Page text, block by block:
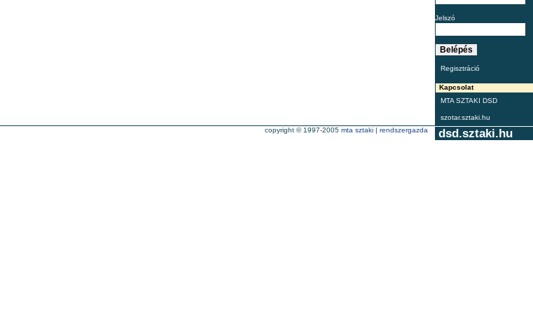
Jelszó
Regisztráció
Kapcsolat
MTA SZTAKI DSD
szotar.sztaki.hu
dsd.sztaki.hu
copyright © 1997-2005 mta sztaki | rendszergazda